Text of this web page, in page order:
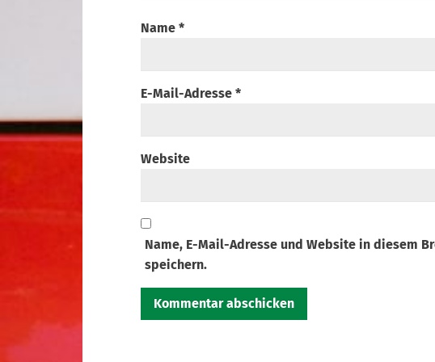
Name *
E-Mail-Adresse *
Website
Name, E-Mail-Adresse und Website in diesem
speichern.